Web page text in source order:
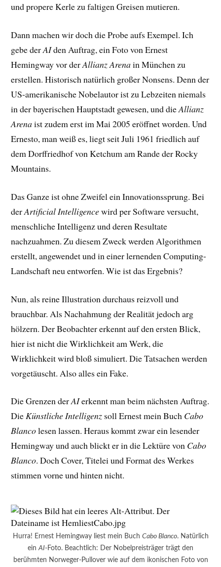
und propere Kerle zu faltigen Greisen mutieren.
Dann machen wir doch die Probe aufs Exempel. Ich
gebe derAIden Auftrag, ein Foto von Ernest
Hemingway vor derAllianz Arenain München zu
erstellen. Historisch natürlich großer Nonsens. Denn der
US-amerikanische Nobelautor ist zu Lebzeiten niemals
in der bayerischen Hauptstadt gewesen, und dieAllianz
Arenaist zudem erst im Mai 2005 eröffnet worden. Und
Ernesto, man weiß es, liegt seit Juli 1961 friedlich auf
dem Dorffriedhof von Ketchum am Rande der Rocky
Mountains.
Das Ganze ist ohne Zweifel ein Innovationssprung. Bei
derArtificial Intelligencewird per Software versucht,
menschliche Intelligenz und deren Resultate
nachzuahmen. Zu diesem Zweck werden Algorithmen
erstellt, angewendet und in einer lernenden Computing-
Landschaft neu entworfen. Wie ist das Ergebnis?
Nun, als reine Illustration durchaus reizvoll und
brauchbar. Als Nachahmung der Realität jedoch arg
hölzern. Der Beobachter erkennt auf den ersten Blick,
hier ist nicht die Wirklichkeit am Werk, die
Wirklichkeit wird bloß simuliert. Die Tatsachen werden
vorgetäuscht. Also alles ein Fake.
Die Grenzen derAIerkennt man beim nächsten Auftrag.
DieKünstliche Intelligenz soll Ernest mein Buch Cabo
Blancolesen lassen. Heraus kommt zwar ein lesender
Hemingway und auch blickt er in die Lektüre von Cabo
Blanco. Doch Cover, Titelei und Format des Werkes
stimmen vorne und hinten nicht.
Hurra! Ernest Hemingway liest mein Buch Cabo Blanco. Natürlich
ein AI-Foto. Beachtlich: Der Nobelpreisträger trägt den
berühmten Norweger-Pullover wie auf dem ikonischen Foto von